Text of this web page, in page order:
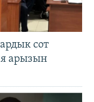
сот
арызын